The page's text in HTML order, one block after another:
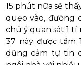
15 phút nữa sẽ
quẹo vào, đường
chú ý quan sát 1 tí
37 này được tầm
dũng cảm tự tin